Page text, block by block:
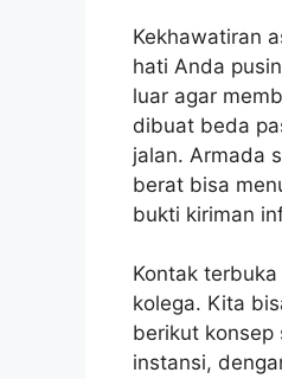
Kekhawatiran
hati Anda
luar agar
dibuat beda
jalan. Armada
berat bisa
bukti kiriman
Kontak
kolega. Kita
berikut konsep
instansi,